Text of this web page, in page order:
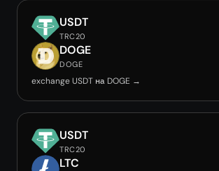
USDT
TRC20
DOGE
DOGE
exchange USDT на DOGE →
USDT
TRC20
LTC